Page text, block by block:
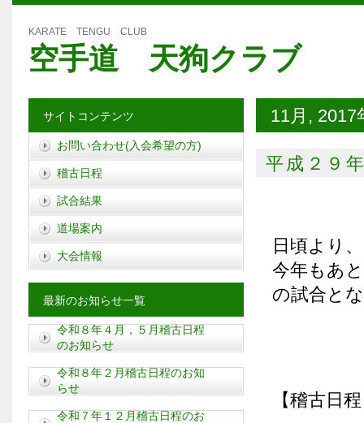
KARATE TENGU CLUB
空手道 天狗クラブ
11月, 2017
平成２９
日頃より
今年もあ
の試合と
【稽古日
サイトコンテンツ
お問い合わせ(入会希望の方)
稽古日程
試合結果
道場案内
大会情報
最新のお知らせ一覧
令和８年４月，５月稽古日程
のお知らせ
令和８年２月稽古日程のお知
らせ
令和７年１２月稽古日程のお